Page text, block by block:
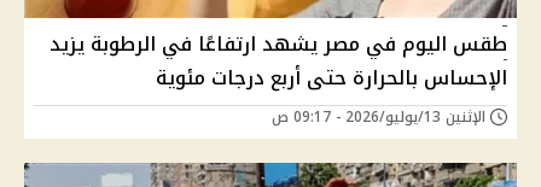
طقس اليوم في مصر يشهد ارتفاعًا في الرطوبة يزيد
الإحساس بالحرارة حتى أربع درجات مئوية
الإثنين 13/يوليو/2026 - 09:17 ص